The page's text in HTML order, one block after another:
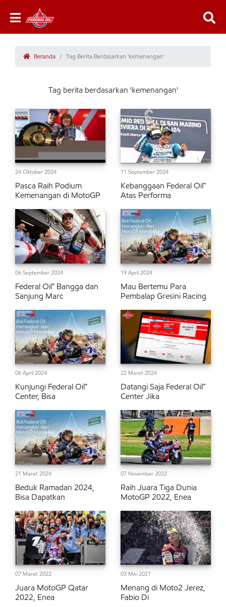
Beranda Tag Berita Berdasarkan 'kemenangan'
Tag berita berdasarkan 'kemenangan'
24 Oktober 2024
Pasca Raih Podium
Kemenangan di MotoGP
11 September 2024
Kebanggaan Federal Oil™
Atas Performa
06 September 2024
Federal Oil™ Bangga dan
Sanjung Marc
19 April 2024
Mau Bertemu Para
Pembalap Gresini Racing
06 April 2024
Kunjungi Federal Oil™
Center, Bisa
22 Maret 2024
Datangi Saja Federal Oil™
Center Jika
21 Maret 2024
Beduk Ramadan 2024,
Bisa Dapatkan
07 November 2022
Raih Juara Tiga Dunia
MotoGP 2022, Enea
07 Maret 2022
Juara MotoGP Qatar
2022, Enea
03 Mei 2021
Menang di Moto2 Jerez,
Fabio Di